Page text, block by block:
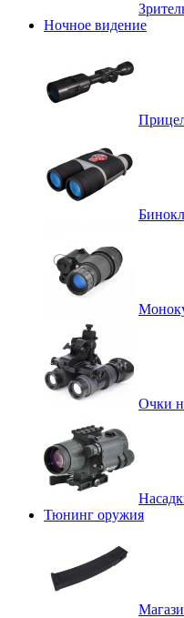
Ночное видение
Очки
Тюнинг оружия